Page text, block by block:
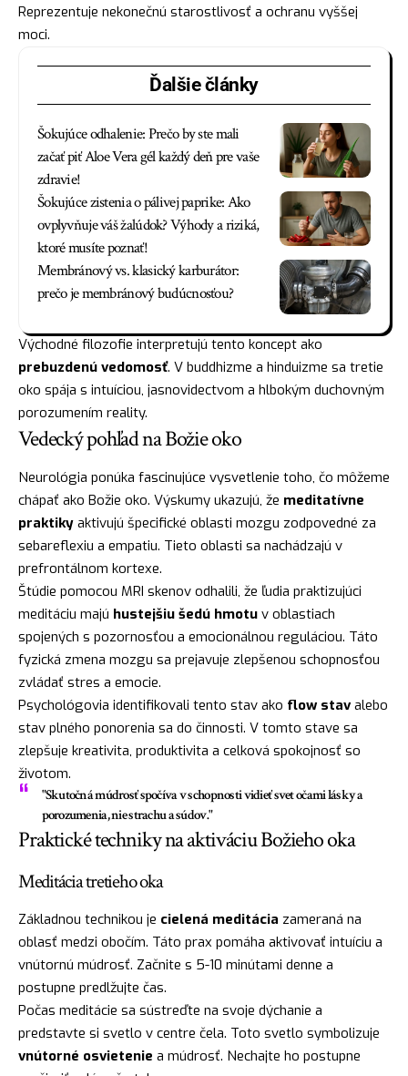
Reprezentuje nekonečnú starostlivosť a ochranu vyššej
moci.
Ďalšie články
Šokujúce odhalenie: Prečo by ste mali
začať piť Aloe Vera gél každý deň pre vaše
zdravie!
Šokujúce zistenia o pálivej paprike: Ako
ovplyvňuje váš žalúdok? Výhody a riziká,
ktoré musíte poznať!
Membránový vs. klasický karburátor:
prečo je membránový budúcnosťou?
Východné filozofie interpretujú tento koncept ako
prebuzdenú vedomosť. V buddhizme a hinduizme sa tretie
oko spája s intuíciou, jasnovidectvom a hlbokým duchovným
porozumením reality.
Vedecký pohľad na Božie oko
Neurológia ponúka fascinujúce vysvetlenie toho, čo môžeme
chápať ako Božie oko. Výskumy ukazujú, že meditatívne
praktiky aktivujú špecifické oblasti mozgu zodpovedné za
sebareflexiu a empatiu. Tieto oblasti sa nachádzajú v
prefrontálnom kortexe.
Štúdie pomocou MRI skenov odhalili, že ľudia praktizujúci
meditáciu majú hustejšiu šedú hmotu v oblastiach
spojených s pozornosťou a emocionálnou reguláciou. Táto
fyzická zmena mozgu sa prejavuje zlepšenou schopnosťou
zvládať stres a emocie.
Psychológovia identifikovali tento stav ako flow stavalebo
stav plného ponorenia sa do činnosti. V tomto stave sa
zlepšuje kreativita, produktivita a celková spokojnosť so
životom.
"Skutočná múdrosť spočíva v schopnosti vidieť svet očami lásky a
porozumenia, nie strachu a súdov."
Praktické techniky na aktiváciu Božieho oka
Meditácia tretieho oka
Základnou technikou je cielená meditácia zameraná na
oblasť medzi obočím. Táto prax pomáha aktivovať intuíciu a
vnútornú múdrosť. Začnite s 5-10 minútami denne a
postupne predlžujte čas.
Počas meditácie sa sústreďte na svoje dýchanie a
predstavte si svetlo v centre čela. Toto svetlo symbolizuje
vnútorné osvietenie a múdrosť. Nechajte ho postupne